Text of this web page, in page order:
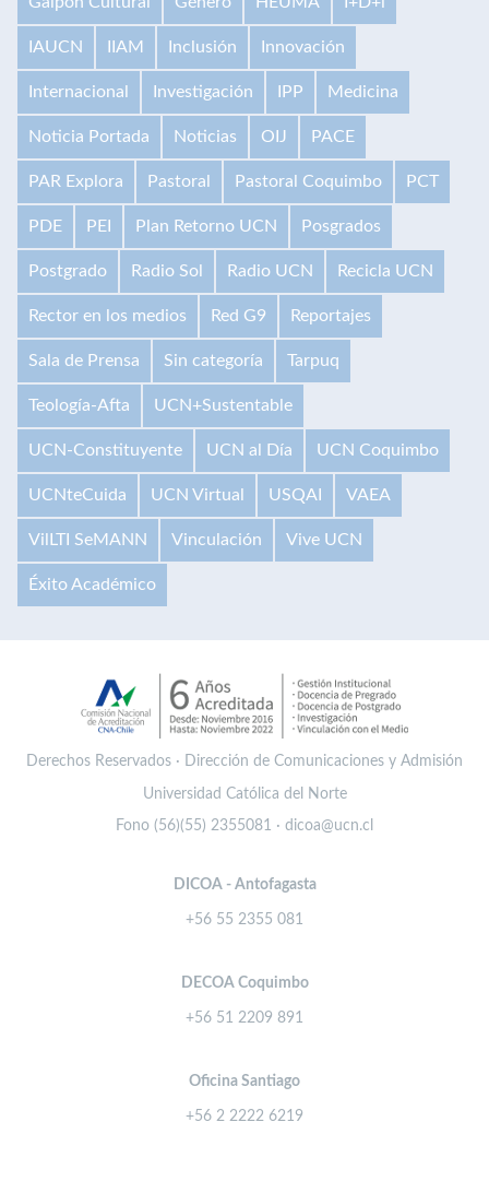
IAUCN IIAM Inclusión Innovación
Internacional Investigación IPP Medicina
Noticia Portada Noticias OIJ PACE
PAR Explora Pastoral Pastoral Coquimbo PCT
PDE PEI Plan Retorno UCN Posgrados
Postgrado Radio Sol Radio UCN Recicla UCN
Rector en los medios Red G9 Reportajes
Sala de Prensa Sin categoría Tarpuq
Teología-Afta UCN+Sustentable
UCN-Constituyente UCN al Día UCN Coquimbo
UCNteCuida UCN Virtual USQAI VAEA
VilLTI SeMANN Vinculación Vive UCN
Éxito Académico
Derechos Reservados · Dirección de Comunicaciones y Admisión
Universidad Católica del Norte
Fono (56)(55) 2355081 · dicoa@ucn.cl
DICOA - Antofagasta
+56 55 2355 081
DECOA Coquimbo
+56 51 2209 891
Oficina Santiago
+56 2 2222 6219